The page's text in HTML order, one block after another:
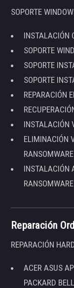
SOPORTE
INSTALACIÓN
SOPORTE
SOPORTE
SOPORTE
REPARACIÓN
INSTALACIÓN
ELIMINACIÓN
RANSOMWARE
INSTALACIÓN
RANSOMWARE
Reparación
REPARACIÓN
ACER ASUS
PACKARD